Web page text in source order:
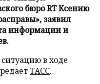
бюро RT Ксению
заявил
информации и
в ходе
ТАСС.